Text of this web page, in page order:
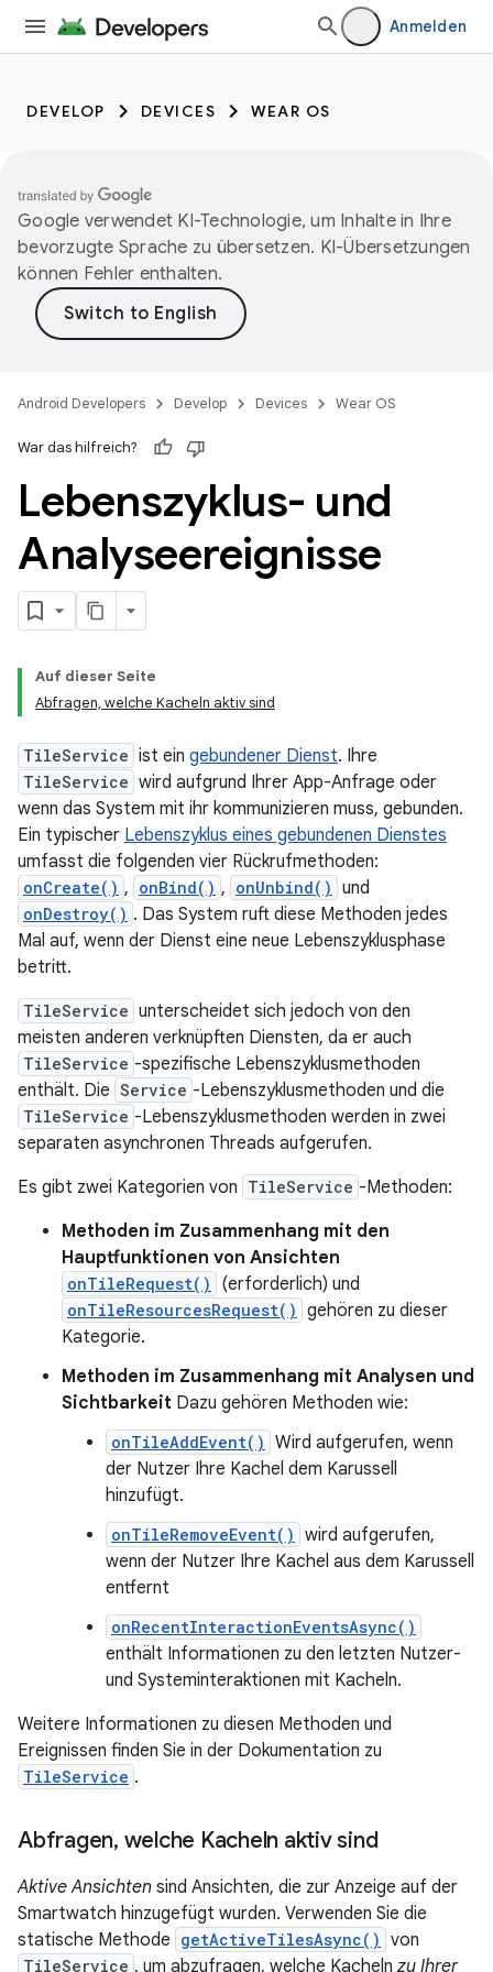
Anmelden
DEVELOP DEVICES WEAR OS
Google verwendet KI-Technologie, um Inhalte in Ihre
bevorzugte Sprache zu übersetzen. KI-Übersetzungen
können Fehler enthalten.
Android Developers Develop Devices Wear OS
War das hilfreich?
Lebenszyklus- und
Analyseereignisse
Auf dieser Seite
Abfragen, welche Kacheln aktiv sind
TileService ist ein gebundener Dienst. Ihre
TileService wird aufgrund Ihrer App-Anfrage oder
wenn das System mit ihr kommunizieren muss, gebunden.
Ein typischer Lebenszyklus eines gebundenen Dienstes
umfasst die folgenden vier Rückrufmethoden:
onCreate() , onBind() , onUnbind() und
onDestroy() . Das System ruft diese Methoden jedes
Mal auf, wenn der Dienst eine neue Lebenszyklusphase
betritt.
TileService unterscheidet sich jedoch von den
meisten anderen verknüpften Diensten, da er auch
TileService -spezifische Lebenszyklusmethoden
enthält. Die Service -Lebenszyklusmethoden und die
TileService -Lebenszyklusmethoden werden in zwei
separaten asynchronen Threads aufgerufen.
Es gibt zwei Kategorien von TileService -Methoden:
Methoden im Zusammenhang mit den
Hauptfunktionen von Ansichten
onTileRequest() (erforderlich) und
onTileResourcesRequest() gehören zu dieser
Kategorie.
Methoden im Zusammenhang mit Analysen und
Sichtbarkeit Dazu gehören Methoden wie:
onTileAddEvent() Wird aufgerufen, wenn
der Nutzer Ihre Kachel dem Karussell
hinzufügt.
onTileRemoveEvent() wird aufgerufen,
wenn der Nutzer Ihre Kachel aus dem Karussell
entfernt
onRecentInteractionEventsAsync()
enthält Informationen zu den letzten Nutzer-
und Systeminteraktionen mit Kacheln.
Weitere Informationen zu diesen Methoden und
Ereignissen finden Sie in der Dokumentation zu
TileService .
Abfragen, welche Kacheln aktiv sind
Aktive Ansichten sind Ansichten, die zur Anzeige auf der
Smartwatch hinzugefügt wurden. Verwenden Sie die
statische Methode getActiveTilesAsync() von
TileService , um abzufragen, welche Kacheln zu Ihrer